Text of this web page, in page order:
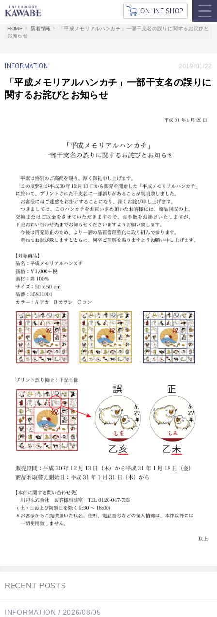
ONLINE SHOP
新着情報
「平成メモリアルハンカチ」一部干支名の誤りに関するお詫びと
お知らせ
INFORMATION 2019/01/22
「平成メモリアルハンカチ」一部干支名の誤りに
関するお詫びとお知らせ
RECENT POSTS
INFORMATION / 2026/08/05